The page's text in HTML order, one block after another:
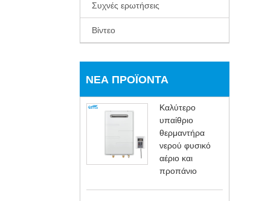
Συχνές ερωτήσεις
Βίντεο
ΝΈΑ ΠΡΟΪΌΝΤΑ
Καλύτερο
υπαίθριο
θερμαντήρα
νερού φυσικό
αέριο και
προπάνιο